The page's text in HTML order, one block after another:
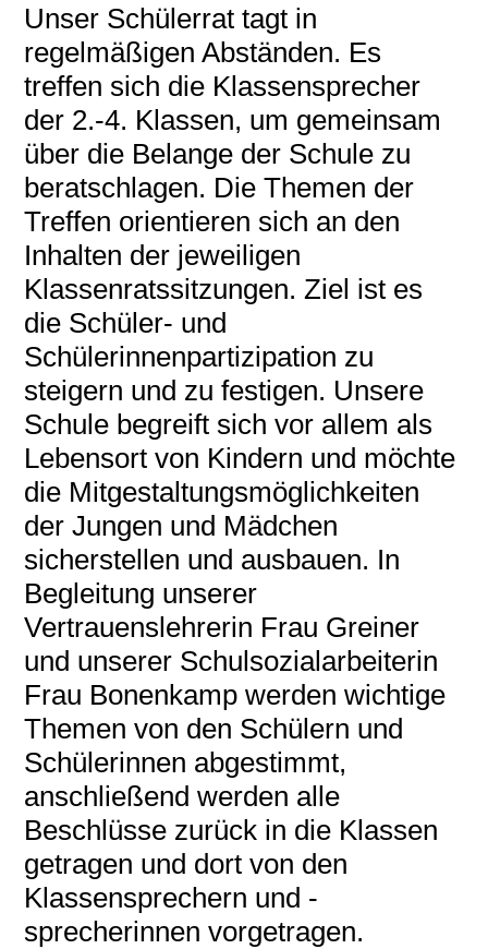
Unser Schülerrat tagt in
regelmäßigen Abständen. Es
treffen sich die Klassensprecher
der 2.-4. Klassen, um gemeinsam
über die Belange der Schule zu
beratschlagen. Die Themen der
Treffen orientieren sich an den
Inhalten der jeweiligen
Klassenratssitzungen. Ziel ist es
die Schüler- und
Schülerinnenpartizipation zu
steigern und zu festigen. Unsere
Schule begreift sich vor allem als
Lebensort von Kindern und möchte
die Mitgestaltungsmöglichkeiten
der Jungen und Mädchen
sicherstellen und ausbauen. In
Begleitung unserer
Vertrauenslehrerin Frau Greiner
und unserer Schulsozialarbeiterin
Frau Bonenkamp werden wichtige
Themen von den Schülern und
Schülerinnen abgestimmt,
anschließend werden alle
Beschlüsse zurück in die Klassen
getragen und dort von den
Klassensprechern und -
sprecherinnen vorgetragen.